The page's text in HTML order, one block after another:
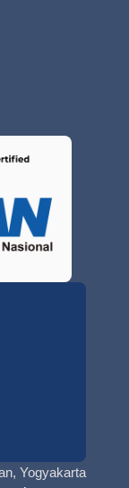
Yogyakarta